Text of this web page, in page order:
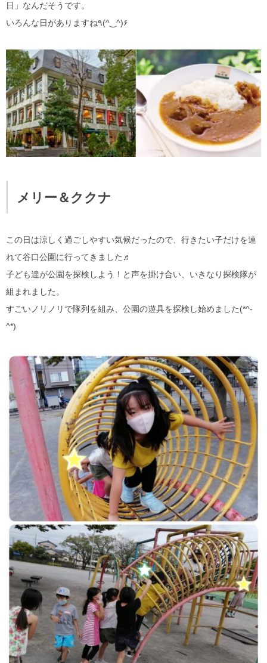
日」なんだそうです。
いろんな日がありますね٩(^‿^)۶
メリー＆ククナ
この日は涼しく過ごしやすい気候だったので、行きたい子だけを連
れて谷口公園に行ってきました♬
子ども達が公園を探検しよう！と声を掛け合い、いきなり探検隊が
組まれました。
すごいノリノリで隊列を組み、公園の遊具を探検し始めました(*^-
^*)